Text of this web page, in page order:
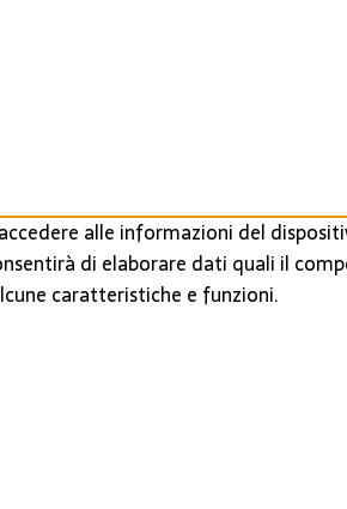
alle informazioni del
di elaborare dati quali il
caratteristiche e funzioni.